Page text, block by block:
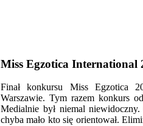
Miss Egzotica International
Finał konkursu Miss Egzotica
Warszawie. Tym razem konkurs
Medialnie był niemal
chyba mało kto się orientował.